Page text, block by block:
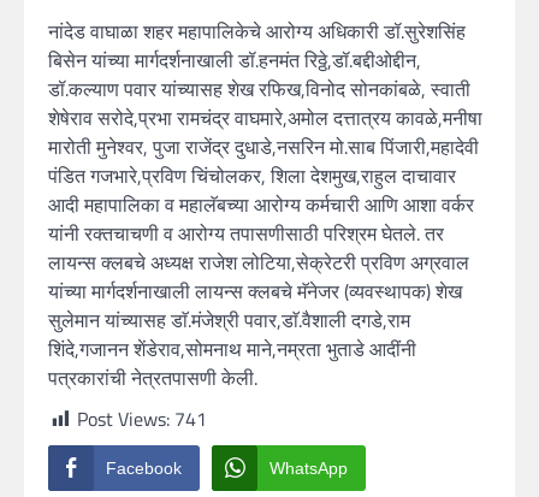
नांदेड वाघाळा शहर महापालिकेचे आरोग्य अधिकारी डॉ.सुरेशसिंह
बिसेन यांच्या मार्गदर्शनाखाली डॉ.हनमंत रिठ्ठे,डॉ.बद्दीओद्दीन,
डॉ.कल्याण पवार यांच्यासह शेख रफिख,विनोद सोनकांबळे, स्वाती
शेषेराव सरोदे,प्रभा रामचंद्र वाघमारे,अमोल दत्तात्रय कावळे,मनीषा
मारोती मुनेश्वर, पुजा राजेंद्र दुधाडे,नसरिन मो.साब पिंजारी,महादेवी
पंडित गजभारे,प्रविण चिंचोलकर, शिला देशमुख,राहुल दाचावार
आदी महापालिका व महालॅबच्या आरोग्य कर्मचारी आणि आशा वर्कर
यांनी रक्तचाचणी व आरोग्य तपासणीसाठी परिश्रम घेतले. तर
लायन्स क्लबचे अध्यक्ष राजेश लोटिया,सेक्रेटरी प्रविण अग्रवाल
यांच्या मार्गदर्शनाखाली लायन्स क्लबचे मॅनेजर (व्यवस्थापक) शेख
सुलेमान यांच्यासह डाॅ.मंजेश्री पवार,डाॅ.वैशाली दगडे,राम
शिंदे,गजानन शेंडेराव,सोमनाथ माने,नम्रता भुताडे आदींनी
पत्रकारांची नेत्रतपासणी केली.
Post Views: 741
Facebook WhatsApp